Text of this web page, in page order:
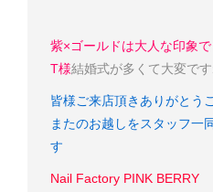
紫×ゴールドは大人な印象
T様結婚式が多くて大変で
皆様ご来店頂きありがとう
またのお越しをスタッフ一
す
Nail Factory PINK BERRY